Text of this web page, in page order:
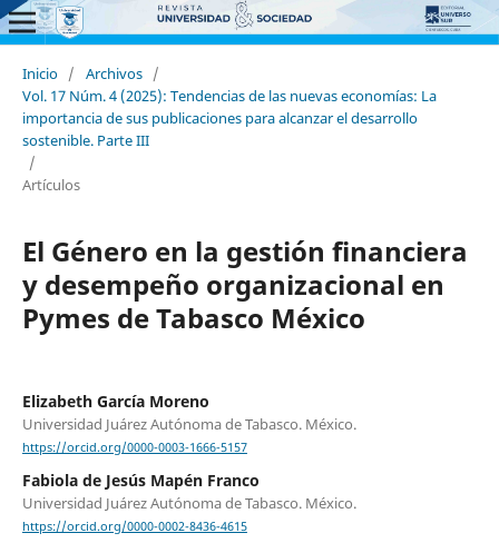
Inicio / Archivos /
Vol. 17 Núm. 4 (2025): Tendencias de las nuevas economías: La
importancia de sus publicaciones para alcanzar el desarrollo
sostenible. Parte III
/
Artículos
El Género en la gestión financiera
y desempeño organizacional en
Pymes de Tabasco México
Elizabeth García Moreno
Universidad Juárez Autónoma de Tabasco. México.
https://orcid.org/0000-0003-1666-5157
Fabiola de Jesús Mapén Franco
Universidad Juárez Autónoma de Tabasco. México.
https://orcid.org/0000-0002-8436-4615